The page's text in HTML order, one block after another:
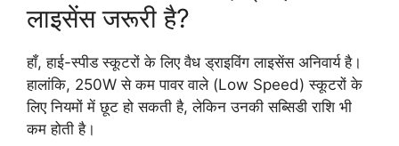
लाइसेंस जरूरी है?
हाँ, हाई-स्पीड स्कूटरों के लिए वैध ड्राइविंग लाइसेंस अनिवार्य है।
हालांकि, 250W से कम पावर वाले (Low Speed) स्कूटरों के
लिए नियमों में छूट हो सकती है, लेकिन उनकी सब्सिडी राशि भी
कम होती है।